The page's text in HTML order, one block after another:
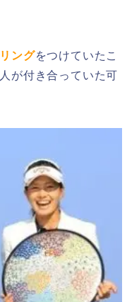
ングをつけていたこ
が付き合っていた可